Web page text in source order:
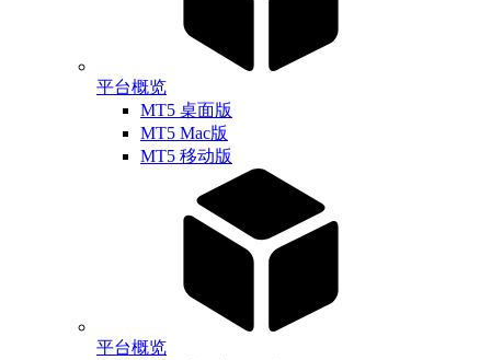
平台概览
MT5 桌面版
MT5 Mac版
MT5 移动版
平台概览